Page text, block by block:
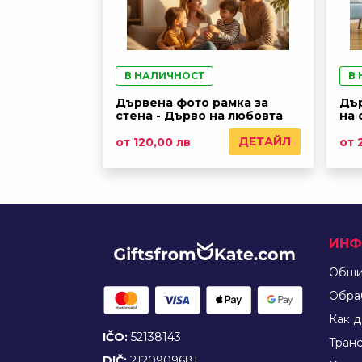
В НАЛИЧНОСТ
Дървена фото рамка за
стена - Дърво на любовта
от 120,00 лв
ДЕТАЙЛ
В
на
от
IČO: 52138143
Общи
Как